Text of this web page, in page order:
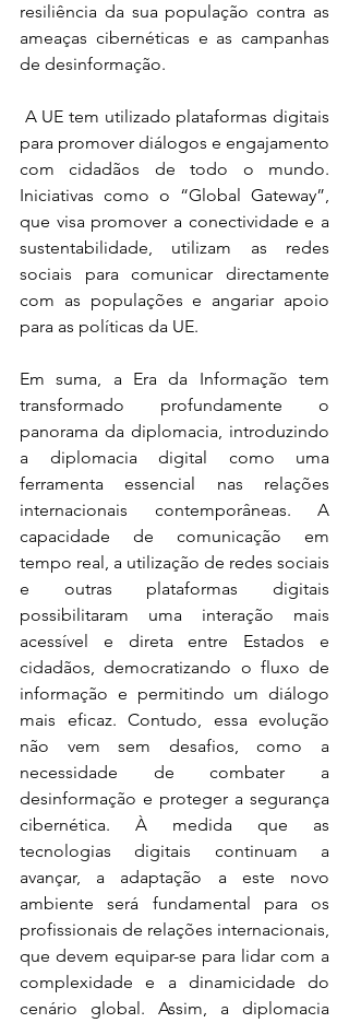
resiliência da sua população contra as
ameaças cibernéticas e as campanhas
de desinformação.
A UE tem utilizado plataformas digitais
para promover diálogos e engajamento
com cidadãos de todo o mundo.
Iniciativas como o “Global Gateway”,
que visa promover a conectividade e a
sustentabilidade, utilizam as redes
sociais para comunicar directamente
com as populações e angariar apoio
para as políticas da UE.
Em suma, a Era da Informação tem
transformado profundamente o
panorama da diplomacia, introduzindo
a diplomacia digital como uma
ferramenta essencial nas relações
internacionais contemporâneas. A
capacidade de comunicação em
tempo real, a utilização de redes sociais
e outras plataformas digitais
possibilitaram uma interação mais
acessível e direta entre Estados e
cidadãos, democratizando o fluxo de
informação e permitindo um diálogo
mais eficaz. Contudo, essa evolução
não vem sem desafios, como a
necessidade de combater a
desinformação e proteger a segurança
cibernética. À medida que as
tecnologias digitais continuam a
avançar, a adaptação a este novo
ambiente será fundamental para os
profissionais de relações internacionais,
que devem equipar-se para lidar com a
complexidade e a dinamicidade do
cenário global. Assim, a diplomacia